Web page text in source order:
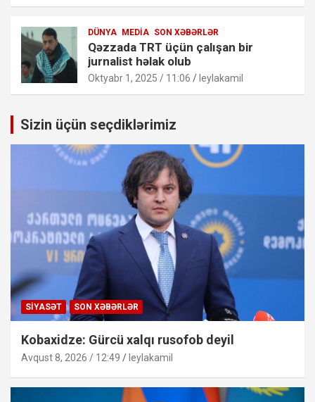
DÜNYA MEDIA SON XƏBƏRLƏR
Qəzzada TRT üçün çalışan bir
jurnalist həlak olub
Oktyabr 1, 2025 / 11:06 leylakamil
Sizin üçün seçdiklərimiz
SIYASƏT SON XƏBƏRLƏR
Kobaxidze: Gürcü xalqı rusofob deyil
Avqust 8, 2026 / 12:49 leylakamil